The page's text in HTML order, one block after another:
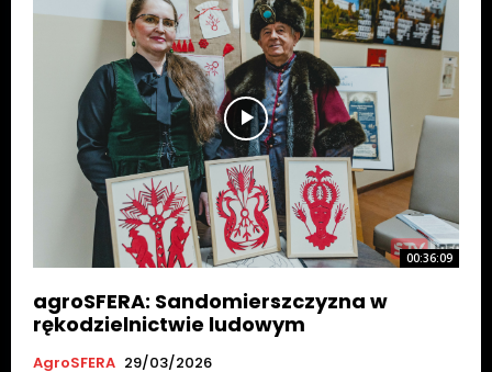
00:36:09
agroSFERA: Sandomierszczyzna w
rękodzielnictwie ludowym
AgroSFERA 29/03/2026